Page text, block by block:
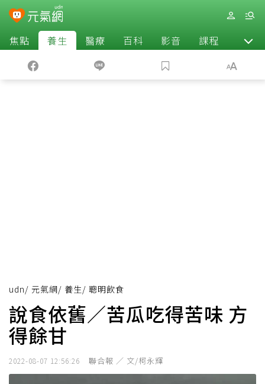
焦點 養生 醫療 百科 影音 課程 退休
udn/ 元氣網/ 養生/ 聰明飲食
說食依舊／苦瓜吃得苦味 方
得餘甘
2022-08-07 12:56:26 聯合報 ／ 文/柯永輝